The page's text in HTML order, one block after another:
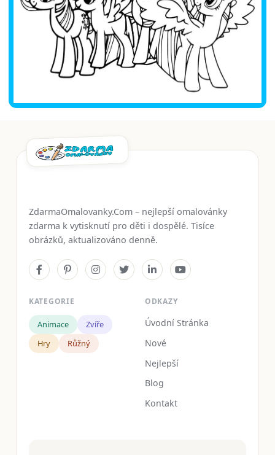
ZdarmaOmalovanky.Com – nejlepší omalovánky
zdarma k vytisknutí pro děti i dospělé. Tisíce
obrázků, aktualizováno denně.
KATEGORIE
Animace
Zvíře
Hry
Růžný
ODKAZY
Úvodní Stránka
Nové
Nejlepší
Blog
Kontakt